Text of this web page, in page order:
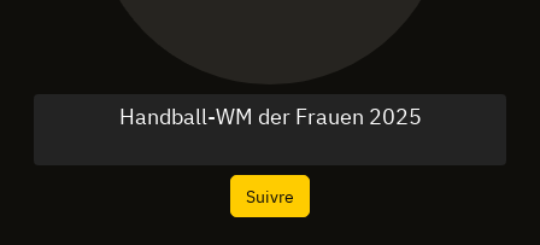
Handball-WM der Frauen 2025
Suivre